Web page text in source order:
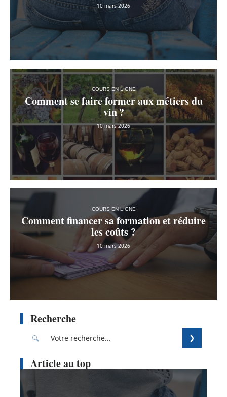
10 mars 2026
COURS EN LIGNE
Comment se faire former aux métiers du
vin ?
10 mars 2026
COURS EN LIGNE
Comment financer sa formation et réduire
les coûts ?
10 mars 2026
Recherche
Article au top